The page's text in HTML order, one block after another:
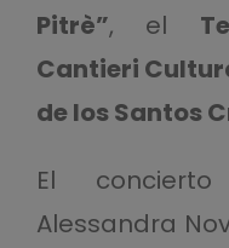
Pitrè”, el
Cantieri
de los Santos
El
Alessandra